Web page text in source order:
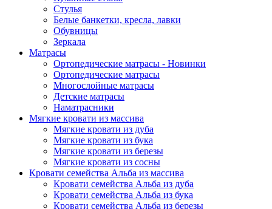
Стулья
Белые банкетки, кресла, лавки
Обувницы
Зеркала
Матрасы
Ортопедические матрасы - Новинки
Ортопедические матрасы
Многослойные матрасы
Детские матрасы
Наматрасники
Мягкие кровати из массива
Мягкие кровати из дуба
Мягкие кровати из бука
Мягкие кровати из березы
Мягкие кровати из сосны
Кровати семейства Альба из массива
Кровати семейства Альба из дуба
Кровати семейства Альба из бука
Кровати семейства Альба из березы